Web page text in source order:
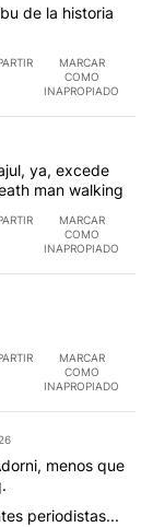
de la historia
MARCAR
COMO
INAPROPIADO
ya, excede
man walking
MARCAR
COMO
INAPROPIADO
MARCAR
COMO
INAPROPIADO
menos que
periodistas...